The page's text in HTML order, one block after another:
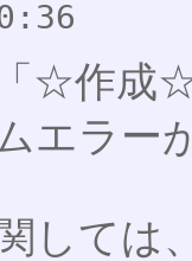
☆作成
エラー
しては